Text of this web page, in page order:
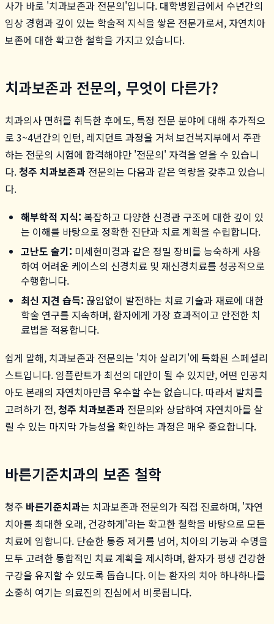
사가 바로 '치과보존과 전문의'입니다. 대학병원급에서 수년간의
임상 경험과 깊이 있는 학술적 지식을 쌓은 전문가로서, 자연치아
보존에 대한 확고한 철학을 가지고 있습니다.
치과보존과 전문의, 무엇이 다른가?
치과의사 면허를 취득한 후에도, 특정 전문 분야에 대해 추가적으
로 3~4년간의 인턴, 레지던트 과정을 거쳐 보건복지부에서 주관
하는 전문의 시험에 합격해야만 '전문의' 자격을 얻을 수 있습니
다.청주 치과보존과 전문의는 다음과 같은 역량을 갖추고 있습니
다.
해부학적 지식: 복잡하고 다양한 신경관 구조에 대한 깊이 있
는 이해를 바탕으로 정확한 진단과 치료 계획을 수립합니다.
고난도 술기: 미세현미경과 같은 정밀 장비를 능숙하게 사용
하여 어려운 케이스의 신경치료 및 재신경치료를 성공적으로
수행합니다.
최신 지견 습득: 끊임없이 발전하는 치료 기술과 재료에 대한
학술 연구를 지속하며, 환자에게 가장 효과적이고 안전한 치
료법을 적용합니다.
쉽게 말해, 치과보존과 전문의는 '치아 살리기'에 특화된 스페셜리
스트입니다. 임플란트가 최선의 대안이 될 수 있지만, 어떤 인공치
아도 본래의 자연치아만큼 우수할 수는 없습니다. 따라서 발치를
고려하기 전,청주 치과보존과 전문의와 상담하여 자연치아를 살
릴 수 있는 마지막 가능성을 확인하는 과정은 매우 중요합니다.
바른기준치과의 보존 철학
청주 바른기준치과는 치과보존과 전문의가 직접 진료하며, '자연
치아를 최대한 오래, 건강하게'라는 확고한 철학을 바탕으로 모든
치료에 임합니다. 단순한 통증 제거를 넘어, 치아의 기능과 수명을
모두 고려한 통합적인 치료 계획을 제시하며, 환자가 평생 건강한
구강을 유지할 수 있도록 돕습니다. 이는 환자의 치아 하나하나를
소중히 여기는 의료진의 진심에서 비롯됩니다.